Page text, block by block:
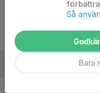
Charlie Larsson
Axel Persson
Så
Bara